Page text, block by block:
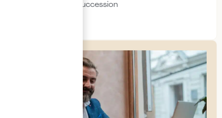
Transmission & succession